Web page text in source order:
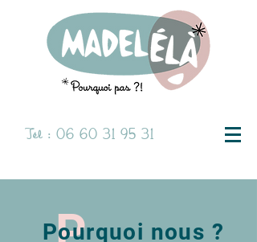
Tél :06 60 31 95 31
Pourquoi nous ?